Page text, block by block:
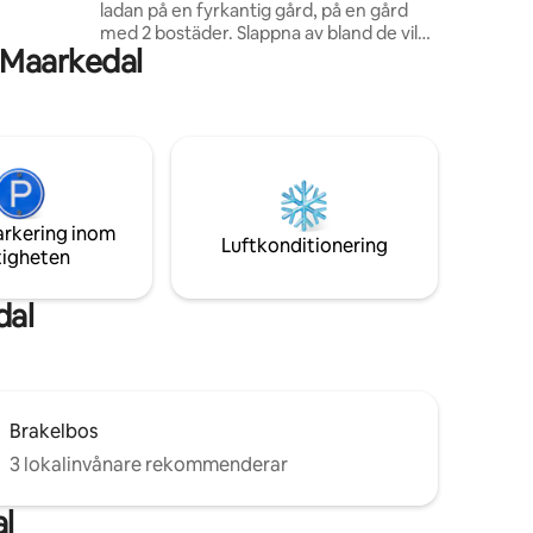
ladan på en fyrkantig gård, på en gård
med 2 bostäder. Slappna av bland de vilda
blommorna på den gemensamma
innergården. Värm dig runt elden eller ta
sidorna av de flamländska Ardennernas
kullar. Perfekt för en stund för två!
inom
Luftkonditionering
Brakelbos
3 lokalinvånare rekommenderar